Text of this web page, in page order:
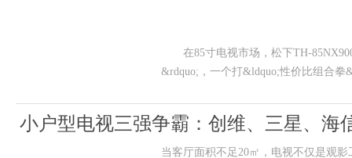
在85寸电视市场，松下TH-
&rdquo;，一个打&ldquo;性价比组合拳
小户型电视三强争霸：创维、三星、海
当客厅面积不足20㎡，电视不仅是观